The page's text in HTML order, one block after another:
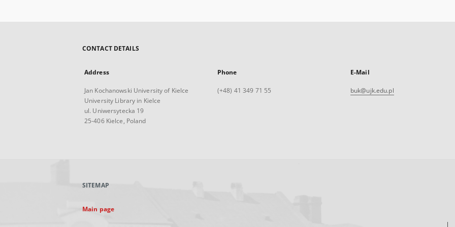
CONTACT DETAILS
Address
Jan Kochanowski University of Kielce
University Library in Kielce
ul. Uniwersytecka 19
25-406 Kielce, Poland
Phone
(+48) 41 349 71 55
E-Mail
buk@ujk.edu.pl
SITEMAP
Main page